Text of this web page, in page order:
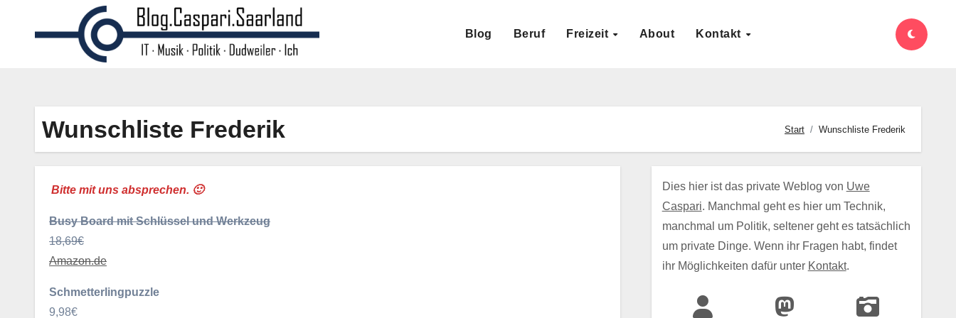
Blog Beruf Freizeit About Kontakt
Wunschliste Frederik Start Wunschliste Frederik
Bitte mit uns absprechen. 🙂
Busy Board mit Schlüssel und Werkzeug
18,69€
Amazon.de
Schmetterlingpuzzle
9,98€
Dies hier ist das private Weblog von Uwe
Caspari. Manchmal geht es hier um Technik,
manchmal um Politik, seltener geht es tatsächlich
um private Dinge. Wenn ihr Fragen habt, findet
ihr Möglichkeiten dafür unter Kontakt.